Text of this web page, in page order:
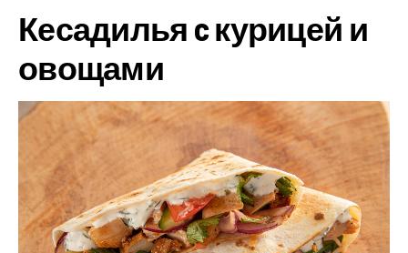
Кесадилья c курицей и
овощами